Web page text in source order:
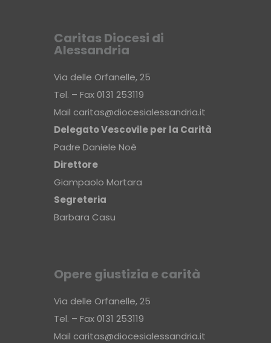
Caritas Diocesi di
Alessandria
Via delle Orfanelle, 25
Tel. – Fax 0131 253119
Mail caritas@diocesialessandria.it
Delegato Vescovile per la Carità
Padre Daniele Noè
Direttore
Giampaolo Mortara
Segreteria
Barbara Casu
Opere giustizia e carità
Via delle Orfanelle, 25
Tel. – Fax 0131 253119
Mail caritas@diocesialessandria.it